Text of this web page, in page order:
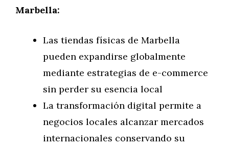
Marbella:
Las tiendas físicas de Marbella
pueden expandirse globalmente
mediante estrategias de e-commerce
sin perder su esencia local
La transformación digital permite a
negocios locales alcanzar mercados
internacionales conservando su